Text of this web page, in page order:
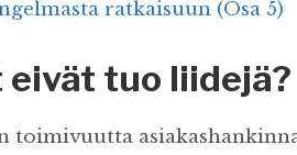
ratkaisuun (Osa 5)
tuo liidejä?
toimivuutta